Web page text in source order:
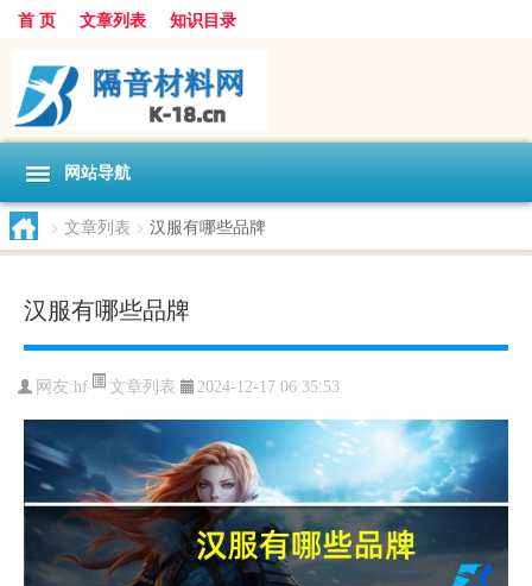
首 页 文章列表 知识目录
网站导航
> 文章列表 > 汉服有哪些品牌
汉服有哪些品牌
网友:hf 文章列表 2024-12-17 06:35:53